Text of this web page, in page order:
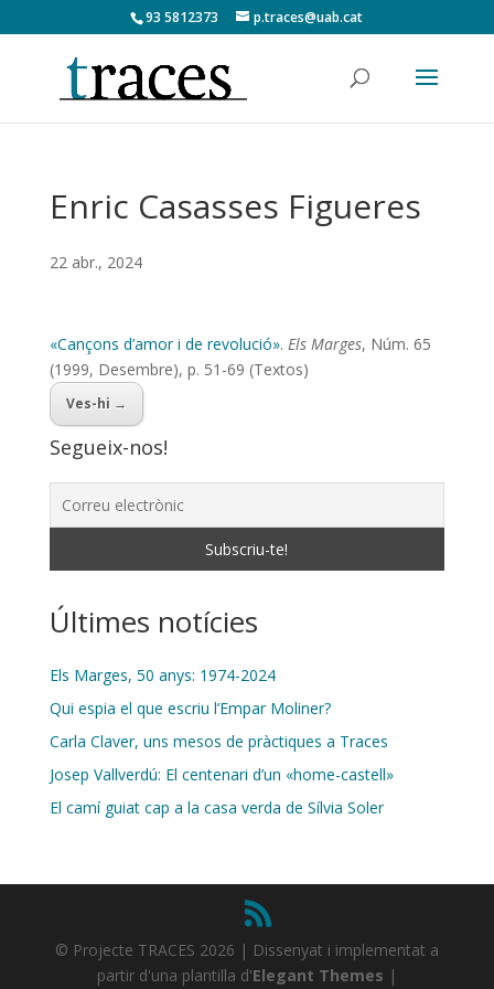
93 5812373 p.traces@uab.cat
Enric Casasses Figueres
22 abr., 2024
«Cançons d’amor i de revolució». Els Marges, Núm. 65
(1999, Desembre), p. 51-69 (Textos)
Ves-hi →
Segueix-nos!
Últimes notícies
Els Marges, 50 anys: 1974-2024
Qui espia el que escriu l’Empar Moliner?
Carla Claver, uns mesos de pràctiques a Traces
Josep Vallverdú: El centenari d’un «home-castell»
El camí guiat cap a la casa verda de Sílvia Soler
© Projecte TRACES 2026 | Dissenyat i implementat a
partir d'una plantilla d'Elegant Themes |